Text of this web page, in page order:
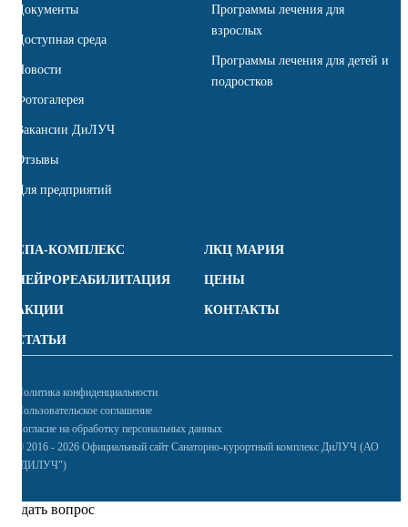
Документы
Доступная среда
Новости
Фотогалерея
Вакансии ДиЛУЧ
Отзывы
Для предприятий
Программы лечения для
взрослых
Программы лечения для детей и
подростков
СПА-КОМПЛЕКС ЛКЦ МАРИЯ
НЕЙРОРЕАБИЛИТАЦИЯ ЦЕНЫ
АКЦИИ КОНТАКТЫ
СТАТЬИ
Политика конфиденциальности
Пользовательское соглашение
Согласие на обработку персональных данных
© 2016 - 2026 Официальный сайт Санаторно-курортный комплекс ДиЛУЧ (АО
"ДИЛУЧ")
Задать вопрос